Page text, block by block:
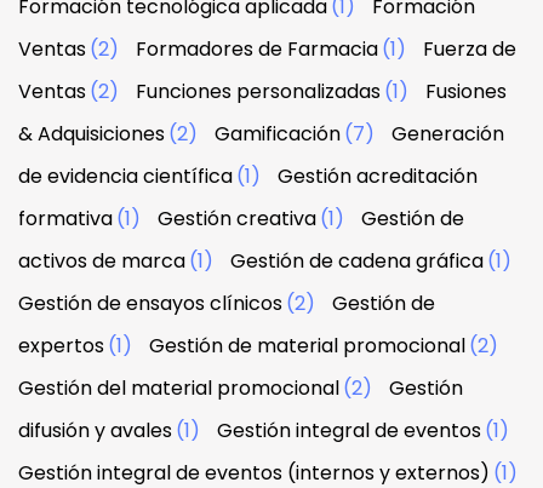
Formación tecnológica aplicada(1)
Formación
Ventas(2) Formadores de Farmacia(1)
Fuerza de
Ventas(2) Funciones personalizadas(1)
Fusiones
& Adquisiciones(2) Gamificación(7)
Generación
de evidencia científica(1)
Gestión acreditación
formativa(1) Gestión creativa(1)
Gestión de
activos de marca(1) Gestión de cadena gráfica(1)
Gestión de ensayos clínicos(2)
Gestión de
expertos(1) Gestión de material promocional(2)
Gestión del material promocional(2)
Gestión
difusión y avales(1) Gestión integral de eventos(1)
Gestión integral de eventos (internos y externos) (1)